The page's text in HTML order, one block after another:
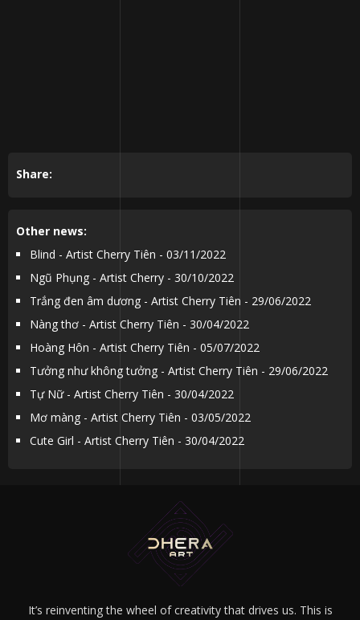
Share:
Other news:
Blind - Artist Cherry Tiên - 03/11/2022
Ngũ Phụng - Artist Cherry - 30/10/2022
Trắng đen âm dương - Artist Cherry Tiên - 29/06/2022
Nàng thơ - Artist Cherry Tiên - 30/04/2022
Hoàng Hôn - Artist Cherry Tiên - 05/07/2022
Tưởng như không tưởng - Artist Cherry Tiên - 29/06/2022
Tự Nữ - Artist Cherry Tiên - 30/04/2022
Mơ màng - Artist Cherry Tiên - 03/05/2022
Cute Girl - Artist Cherry Tiên - 30/04/2022
It’s reinventing the wheel of creativity that drives us. This is